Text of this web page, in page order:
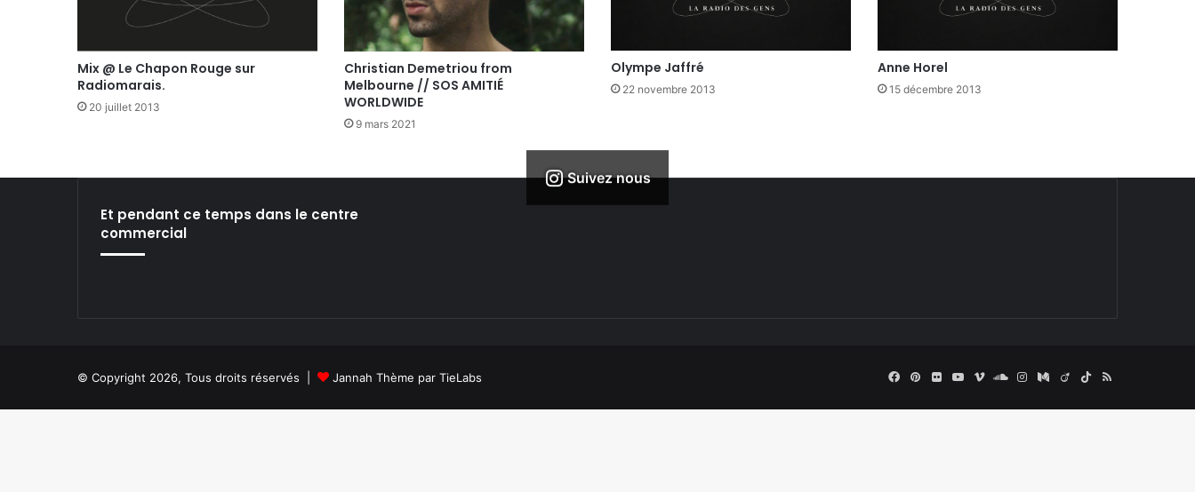
Mix @ Le Chapon Rouge sur
Radiomarais.
20 juillet 2013
Christian Demetriou from
Melbourne // SOS AMITIÉ
WORLDWIDE
9 mars 2021
Olympe Jaffré
22 novembre 2013
Anne Horel
15 décembre 2013
Suivez nous
Et pendant ce temps dans le centre
commercial
© Copyright 2026, Tous droits réservés | Jannah Thème par TieLabs Facebook
Pinterest
FlickrYouTube
VimeoSoundCloud
Instagram
Medium
ViadeoTikTok